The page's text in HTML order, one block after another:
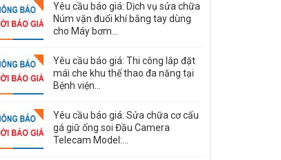
Yêu cầu báo giá: Dịch vụ sửa chữa
Núm vặn đuổi khí bằng tay dùng
cho Máy bơm...
Yêu cầu báo giá: Thi công lắp đặt
mái che khu thế thao đa năng tại
Bệnh viện...
Yêu cầu báo giá: Sửa chữa cơ cấu
gá giữ ống soi Đầu Camera
Telecam Model:...